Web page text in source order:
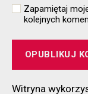
Zapamiętaj
kolejnych
Witryna